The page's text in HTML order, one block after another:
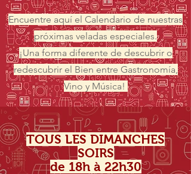
Encuentre aquí el Calendario de nuestras
próximas veladas especiales.
¡Una forma diferente de descubrir o
redescubrir el Bien entre Gastronomía,
Vino y Música!
TOUS LES DIMANCHES
SOIRS
de 18h à 22h30